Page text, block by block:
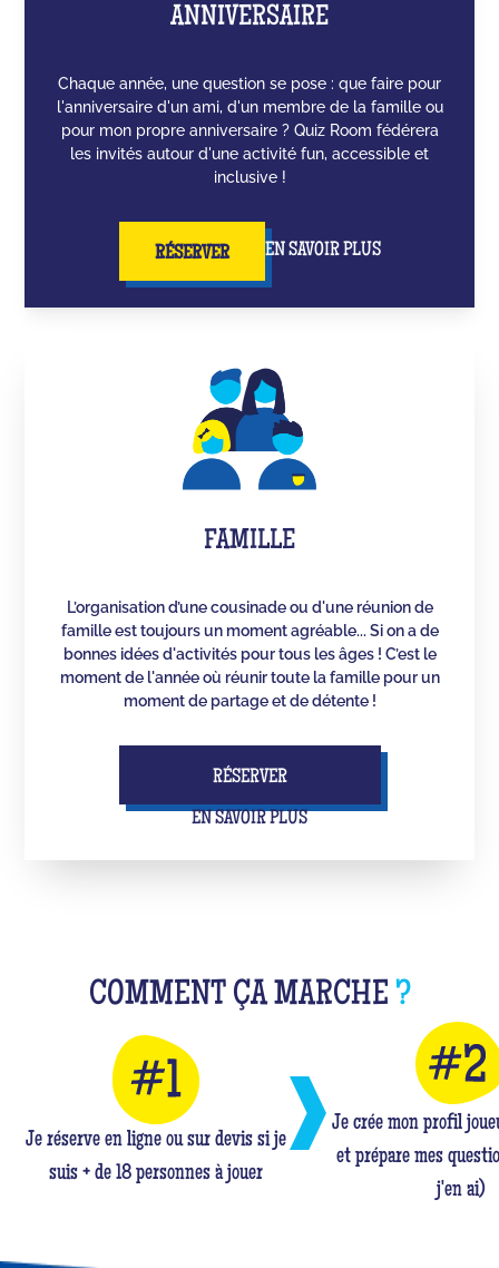
ANNIVERSAIRE
Chaque année, une question se pose : que faire pour
l'anniversaire d'un ami, d'un membre de la famille ou
pour mon propre anniversaire ? Quiz Room fédérera
les invités autour d'une activité fun, accessible et
inclusive !
RÉSERVER EN SAVOIR PLUS
FAMILLE
L’organisation d’une cousinade ou d'une réunion de
famille est toujours un moment agréable... Si on a de
bonnes idées d'activités pour tous les âges ! C’est le
moment de l'année où réunir toute la famille pour un
moment de partage et de détente !
RÉSERVER
EN SAVOIR PLUS
COMMENT ÇA MARCHE ?
Je réserve en ligne ou sur devis si je
suis + de 18 personnes à jouer
Je crée mon profil
et prépare mes
j'en ai)